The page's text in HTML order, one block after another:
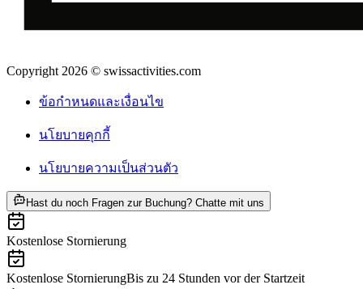
Copyright 2026 © swissactivities.com
ข้อกำหนดและเงื่อนไข
นโยบายคุกกี้
นโยบายความเป็นส่วนตัว
Hast du noch Fragen zur Buchung? Chatte mit uns
Kostenlose Stornierung
Kostenlose StornierungBis zu 24 Stunden vor der Startzeit